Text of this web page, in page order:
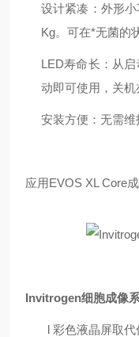
设计紧凑：外形
Kg。可在*无菌的
LED寿命长：从
动即可使用，关机
安装方便：无需维
应用EVOS XL Core
Invitrogen细胞成像
l 彩色液晶屏取